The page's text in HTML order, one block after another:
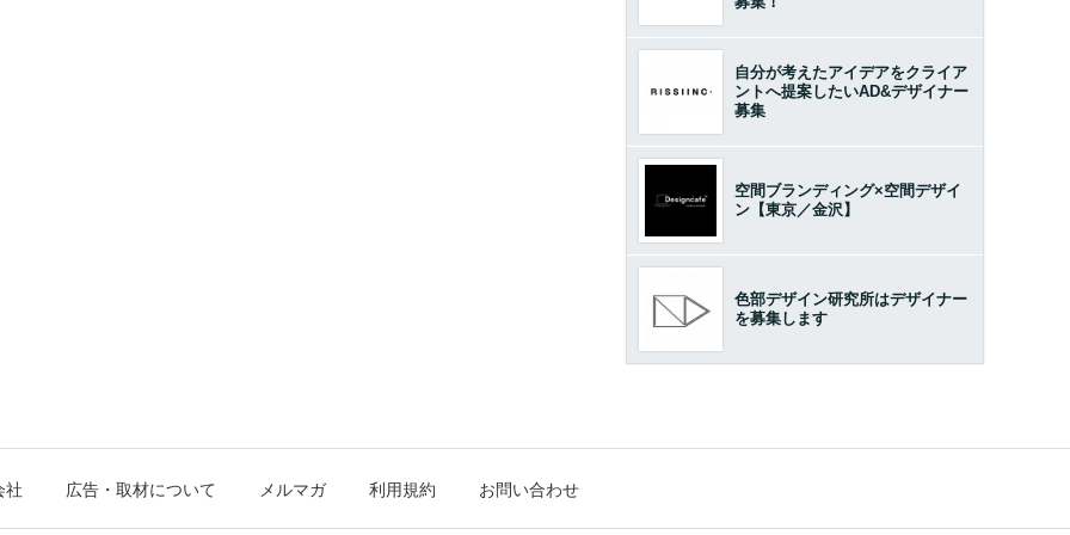
自分が考えたアイデアをクライア
ントへ提案したいAD&デザイナー
募集
空間ブランディング×空間デザイ
ン【東京／金沢】
色部デザイン研究所はデザイナー
を募集します
社 広告・取材について メルマガ 利用規約 お問い合わせ